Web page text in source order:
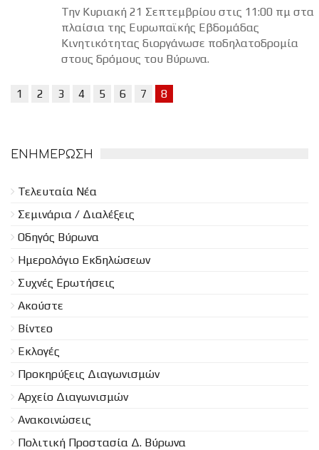
Την Κυριακή 21 Σεπτεμβρίου στις 11:00 πμ στα
πλαίσια της Ευρωπαϊκής Εβδομάδας
Κινητικότητας διοργάνωσε ποδηλατοδρομία
στους δρόμους του Βύρωνα.
1 2 3 4 5 6 7 8
ΕΝΗΜΈΡΩΣΗ
Τελευταία Νέα
Σεμινάρια / Διαλέξεις
Οδηγός Βύρωνα
Ημερολόγιο Εκδηλώσεων
Συχνές Ερωτήσεις
Ακούστε
Βίντεο
Εκλογές
Προκηρύξεις Διαγωνισμών
Aρχείο Διαγωνισμών
Ανακοινώσεις
Πολιτική Προστασία Δ. Βύρωνα